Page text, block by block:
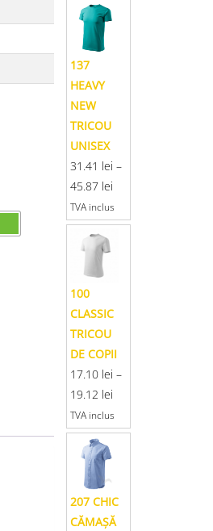
137
HEAVY
NEW
TRICOU
UNISEX
31.41 lei –
45.87 lei
TVA inclus
100
CLASSIC
TRICOU
DE COPII
17.10 lei –
19.12 lei
TVA inclus
207 CHIC
CĂMAŞĂ